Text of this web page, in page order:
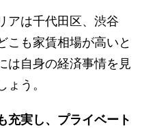
アは千代田区、渋谷
こも家賃相場が高いと
は自身の経済事情を見
う。
充実し、プライベート